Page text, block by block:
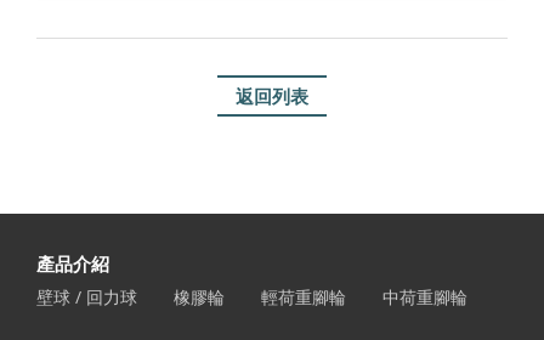
返回列表
產品介紹
壁球 / 回力球 橡膠輪 輕荷重腳輪 中荷重腳輪